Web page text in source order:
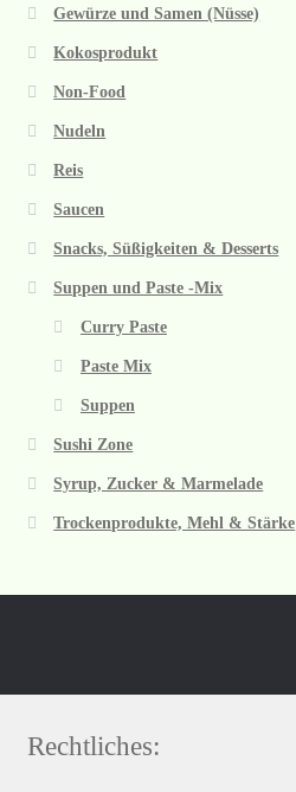
Gewürze und Samen (Nüsse)
Kokosprodukt
Non-Food
Nudeln
Reis
Saucen
Snacks, Süßigkeiten & Desserts
Suppen und Paste -Mix
Curry Paste
Paste Mix
Suppen
Sushi Zone
Syrup, Zucker & Marmelade
Trockenprodukte, Mehl & Stärke
Rechtliches: